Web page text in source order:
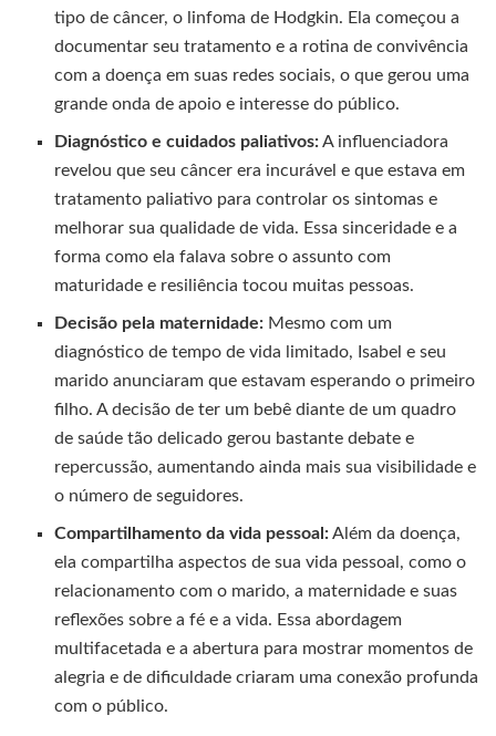
tipo de câncer, o linfoma de Hodgkin. Ela começou a
documentar seu tratamento e a rotina de convivência
com a doença em suas redes sociais, o que gerou uma
grande onda de apoio e interesse do público.
Diagnóstico e cuidados paliativos:A influenciadora
revelou que seu câncer era incurável e que estava em
tratamento paliativo para controlar os sintomas e
melhorar sua qualidade de vida. Essa sinceridade e a
forma como ela falava sobre o assunto com
maturidade e resiliência tocou muitas pessoas.
Decisão pela maternidade: Mesmo com um
diagnóstico de tempo de vida limitado, Isabel e seu
marido anunciaram que estavam esperando o primeiro
filho. A decisão de ter um bebê diante de um quadro
de saúde tão delicado gerou bastante debate e
repercussão, aumentando ainda mais sua visibilidade e
o número de seguidores.
Compartilhamento da vida pessoal:Além da doença,
ela compartilha aspectos de sua vida pessoal, como o
relacionamento com o marido, a maternidade e suas
reflexões sobre a fé e a vida. Essa abordagem
multifacetada e a abertura para mostrar momentos de
alegria e de dificuldade criaram uma conexão profunda
com o público.